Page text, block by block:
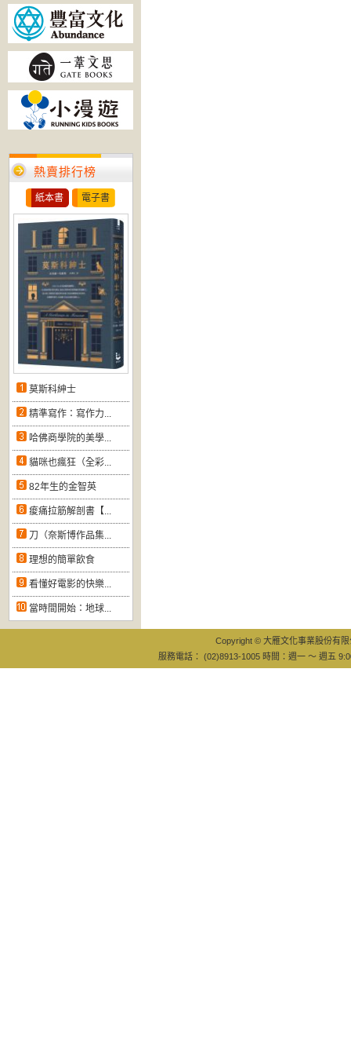
熱賣排行榜
紙本書 電子書
莫斯科紳士
精準寫作：寫作力...
哈佛商學院的美學...
貓咪也瘋狂（全彩...
82年生的金智英
痠痛拉筋解剖書【...
刀（奈斯博作品集...
理想的簡單飲食
看懂好電影的快樂...
當時間開始：地球...
Copyright © 大雁文化事業股份有
服務電話： (02)8913-1005 時間：週一 ～ 週五